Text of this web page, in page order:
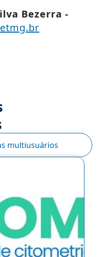
Bezerra -
multiusuários